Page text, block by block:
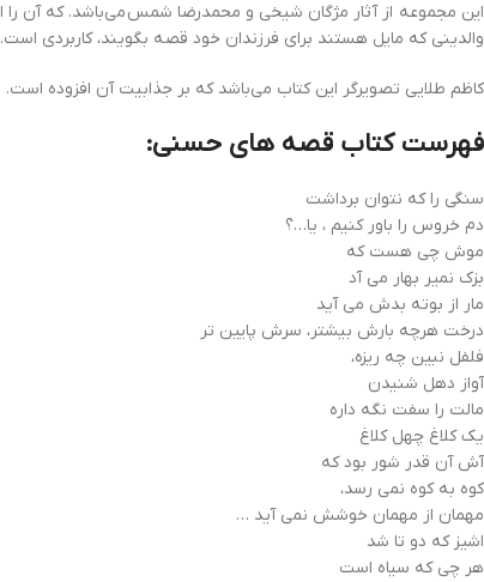
والدینی که مایل هستند برای فرزندان خود قصه بگویند، کاربردی است.
کاظم طلایی تصویرگر این کتاب می‌باشد که بر جذابیت آن افزوده است.
فهرست کتاب قصه های حسنی:
سنگی را که نتوان برداشت
دم خروس را باور کنیم ، یا…؟
موش چی هست که
بزک نمیر بهار می آد
مار از بوته بدش می آید
درخت هرچه بارش بیشتر، سرش پایین تر
فلفل نبین چه ریزه،
آواز دهل شنیدن
مالت را سفت نگه داره
یک کلاغ چهل کلاغ
آش آن قدر شور بود که
کوه به کوه نمی رسد،
مهمان از مهمان خوشش نمی آید …
اشیز که دو تا شد
هر چی که سیاه است